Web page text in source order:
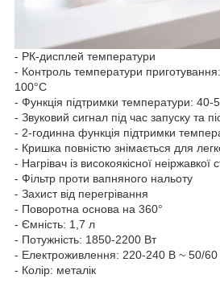
- РК-дисплей температури
- Контроль температури
100°C
- Функція підтримки температури:
- Звуковий сигнал під час запуску та
- 2-годинна функція підтримки
- Кришка повністю знімається для
- Нагрівач із високоякісної неіржавкої
- Фільтр проти вапняного нальоту
- Захист від перегрівання
- Поворотна основа на 360°
- Ємність: 1,7 л
- Потужність: 1850-2200 Вт
- Електроживлення: 220-240 В ~ 50/60
- Колір: металік